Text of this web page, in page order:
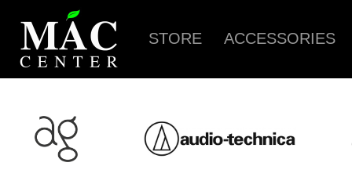
STORE ACCESSORIES